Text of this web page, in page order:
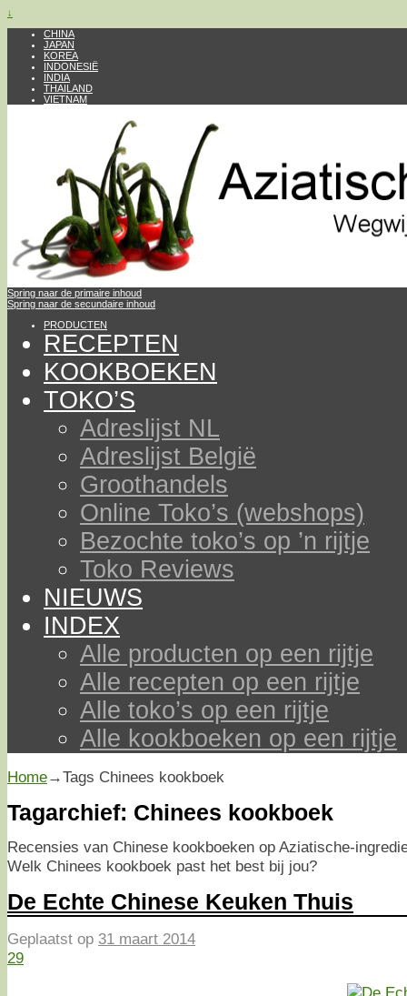
↓
CHINA
JAPAN
KOREA
INDONESIË
INDIA
THAILAND
VIETNAM
Spring naar de primaire inhoud
Spring naar de secundaire inhoud
PRODUCTEN
RECEPTEN
KOOKBOEKEN
TOKO’S
Adreslijst NL
Adreslijst België
Groothandels
Online Toko’s (webshops)
Bezochte toko’s op ’n rijtje
Toko Reviews
NIEUWS
INDEX
Alle producten op een rijtje
Alle recepten op een rijtje
Alle toko’s op een rijtje
Alle kookboeken op een rijtje
Home→Tags Chinees kookboek
Tagarchief: Chinees kookboek
Recensies van Chinese kookboeken op Aziatische-
Welk Chinees kookboek past het best bij jou?
De Echte Chinese Keuken Thuis
Geplaatst op 31 maart 2014
29